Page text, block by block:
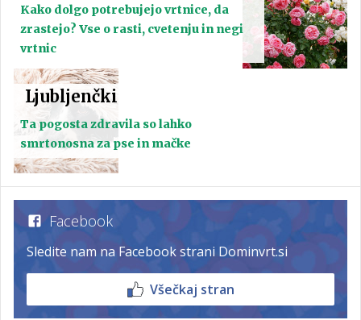
Kako dolgo potrebujejo vrtnice, da
zrastejo? Vse o rasti, cvetenju in negi
vrtnic
Ljubljenčki
Ta pogosta zdravila so lahko
smrtonosna za pse in mačke
Facebook
Sledite nam na Facebook strani Dominvrt.si
Všečkaj stran